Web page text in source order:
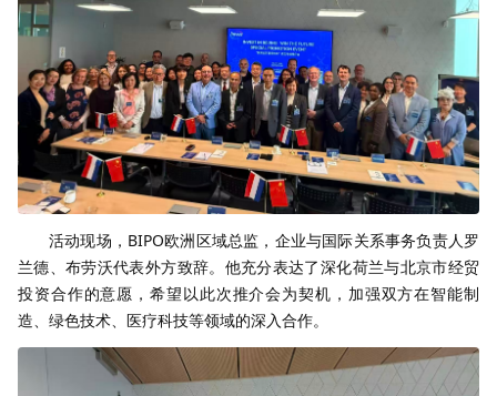
活动现场，BIPO欧洲区域总监，企业与国际关系事务负责人罗
兰德、布劳沃代表外方致辞。他充分表达了深化荷兰与北京市经贸
投资合作的意愿，希望以此次推介会为契机，加强双方在智能制
造、绿色技术、医疗科技等领域的深入合作。